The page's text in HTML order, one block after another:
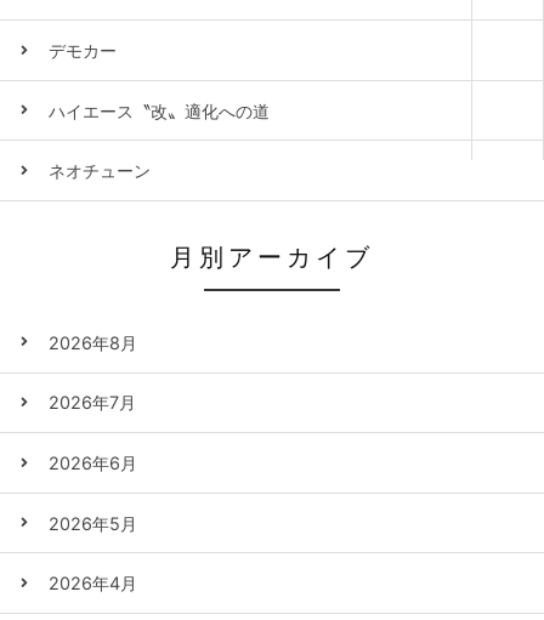
デモカー
ハイエース〝改〟適化への道
ネオチューン
月別アーカイブ
2026年8月
2026年7月
2026年6月
2026年5月
2026年4月